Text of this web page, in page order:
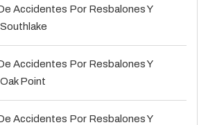
Accidentes Por Resbalones Y
Accidentes Por Resbalones Y
Point
Accidentes Por Resbalones Y